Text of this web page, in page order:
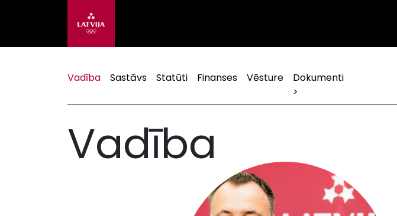
Vadība Sastāvs Statūti Finanses Vēsture
Dokumenti
>
Vadība